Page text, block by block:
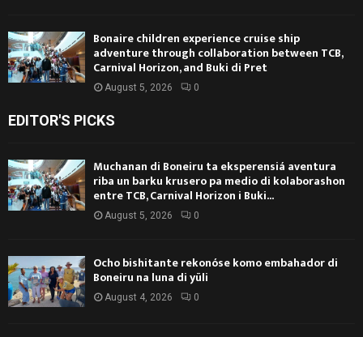
Bonaire children experience cruise ship
adventure through collaboration between TCB,
Carnival Horizon, and Buki di Pret
August 5, 2026 0
EDITOR'S PICKS
Muchanan di Boneiru ta eksperensiá aventura
riba un barku krusero pa medio di kolaborashon
entre TCB, Carnival Horizon i Buki...
August 5, 2026 0
Ocho bishitante rekonóse komo embahador di
Boneiru na luna di yüli
August 4, 2026 0